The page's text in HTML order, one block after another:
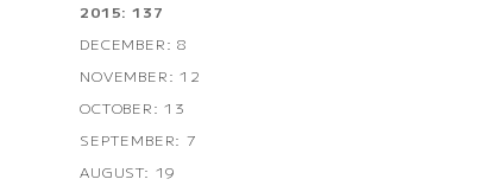
2015: 137
DECEMBER: 8
NOVEMBER: 12
OCTOBER: 13
SEPTEMBER: 7
AUGUST: 19